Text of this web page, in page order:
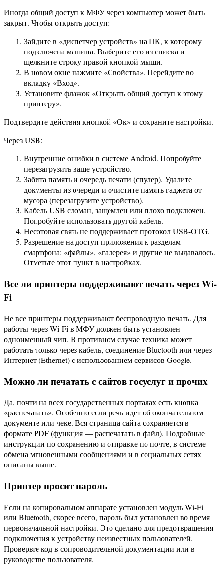
Иногда общий доступ к МФУ через компьютер может быть
закрыт. Чтобы открыть доступ:
Зайдите в «диспетчер устройств» на ПК, к которому
подключена машина. Выберите его из списка и
щелкните строку правой кнопкой мыши.
В новом окне нажмите «Свойства». Перейдите во
вкладку «Вход».
Установите флажок «Открыть общий доступ к этому
принтеру».
Подтвердите действия кнопкой «Ок» и сохраните настройки.
Через USB:
Внутренние ошибки в системе Android. Попробуйте
перезагрузить ваше устройство.
Забита память и очередь печати (спулер). Удалите
документы из очереди и очистите память гаджета от
мусора (перезагрузите устройство).
Кабель USB сломан, защемлен или плохо подключен.
Попробуйте использовать другой кабель.
Несотовая связь не поддерживает протокол USB-OTG.
Разрешение на доступ приложения к разделам
смартфона: «файлы», «галерея» и другие не выдавалось.
Отметьте этот пункт в настройках.
Все ли принтеры поддерживают печать через Wi-
Fi
Не все принтеры поддерживают беспроводную печать. Для
работы через Wi-Fi в МФУ должен быть установлен
одноименный чип. В противном случае техника может
работать только через кабель, соединение Bluetooth или через
Интернет (Ethernet) с использованием сервисов Google.
Можно ли печатать с сайтов госуслуг и прочих
Да, почти на всех государственных порталах есть кнопка
«распечатать». Особенно если речь идет об окончательном
документе или чеке. Вся страница сайта сохраняется в
формате PDF (функция — распечатать в файл). Подробные
инструкции по сохранению и отправке по почте, в системе
обмена мгновенными сообщениями и в социальных сетях
описаны выше.
Принтер просит пароль
Если на копировальном аппарате установлен модуль Wi-Fi
или Bluetooth, скорее всего, пароль был установлен во время
первоначальной настройки. Это сделано для предотвращения
подключения к устройству неизвестных пользователей.
Проверьте код в сопроводительной документации или в
руководстве пользователя.